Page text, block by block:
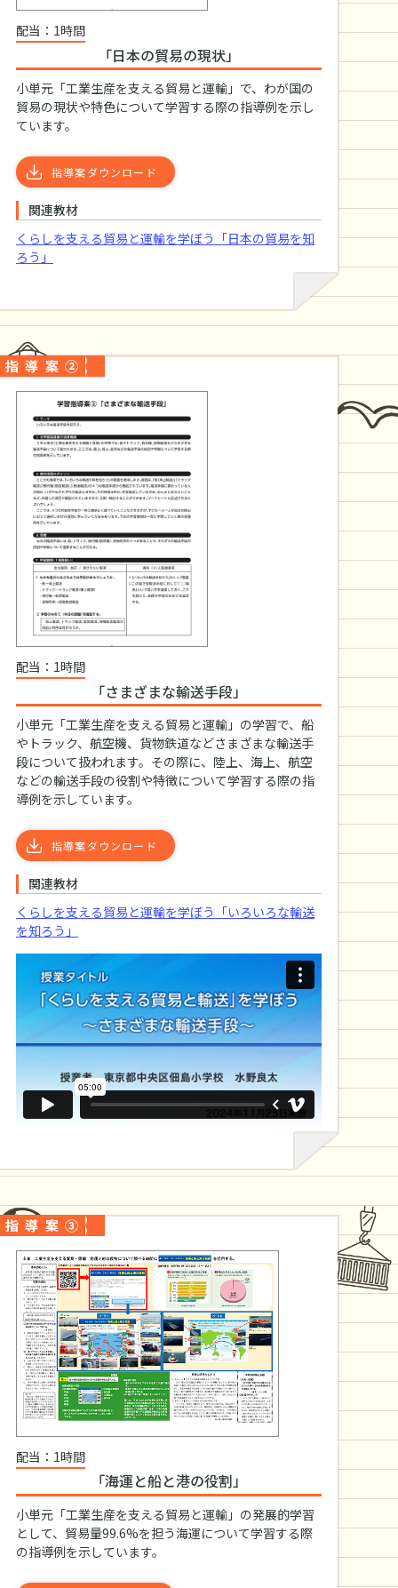
配当：1時間
「日本の貿易の現状」
小単元「工業生産を支える貿易と運輸」で、わが国の
貿易の現状や特色について学習する際の指導例を示し
ています。
指導案ダウンロード
関連教材
くらしを支える貿易と運輸を学ぼう「日本の貿易を知
ろう」
指導案②
配当：1時間
「さまざまな輸送手段」
小単元「工業生産を支える貿易と運輸」の学習で、船
やトラック、航空機、貨物鉄道などさまざまな輸送手
段について扱われます。その際に、陸上、海上、航空
などの輸送手段の役割や特徴について学習する際の指
導例を示しています。
指導案ダウンロード
関連教材
くらしを支える貿易と運輸を学ぼう「いろいろな輸送
を知ろう」
指導案③
配当：1時間
「海運と船と港の役割」
小単元「工業生産を支える貿易と運輸」の発展的学習
として、貿易量99.6%を担う海運について学習する際
の指導例を示しています。